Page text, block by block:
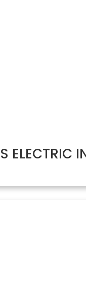
ELECTRIC